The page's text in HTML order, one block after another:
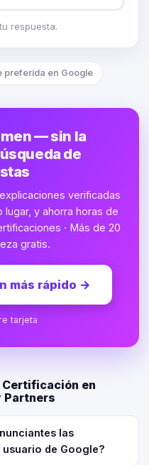
respuesta.
preferida en Google
— sin la
de
verificadas
y ahorra horas de
· Más de 20
gratis.
más rápido →
tarjeta
en
Partners
las
de Google?